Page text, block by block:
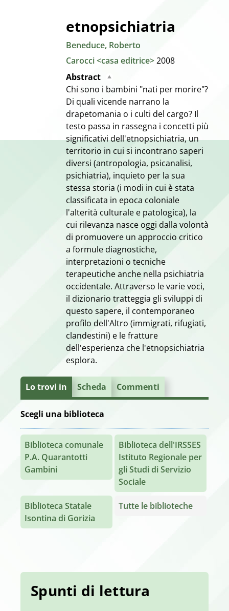
etnopsichiatria
Beneduce, Roberto
Carocci <casa editrice>2008
Abstract
Chi sono i bambini "nati per morire"?
Di quali vicende narrano la
drapetomania o i culti del cargo? Il
testo passa in rassegna i concetti più
significativi dell'etnopsichiatria, un
territorio in cui si incontrano saperi
diversi (antropologia, psicanalisi,
psichiatria), inquieto per la sua
stessa storia (i modi in cui è stata
classificata in epoca coloniale
l'alterità culturale e patologica), la
cui rilevanza nasce oggi dalla volontà
di promuovere un approccio critico
a formule diagnostiche,
interpretazioni o tecniche
terapeutiche anche nella psichiatria
occidentale. Attraverso le varie voci,
il dizionario tratteggia gli sviluppi di
questo sapere, il contemporaneo
profilo dell'Altro (immigrati, rifugiati,
clandestini) e le fratture
dell'esperienza che l'etnopsichiatria
esplora.
Lo trovi in Scheda Commenti
Scegli una biblioteca
Biblioteca comunale
P.A. Quarantotti
Gambini
Biblioteca dell'IRSSES
Istituto Regionale per
gli Studi di Servizio
Sociale
Biblioteca Statale
Isontina di Gorizia
Tutte le biblioteche
Spunti di lettura